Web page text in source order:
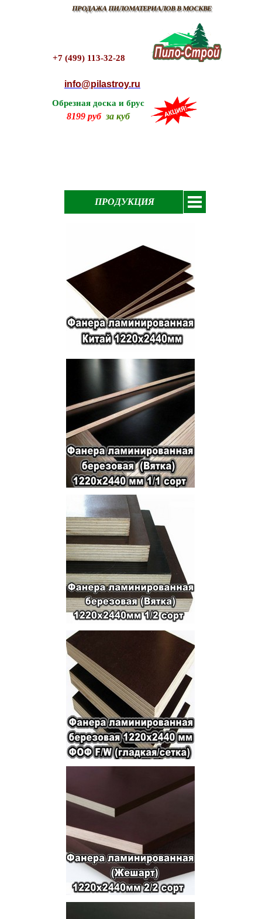
ПРОДАЖА ПИЛОМАТЕРИАЛОВ В МОСКВЕ
+7 (499) 113-32-28
info@pilastroy.ru
Обрезная доска и брус
8199 руб за куб
ПРОДУКЦИЯ